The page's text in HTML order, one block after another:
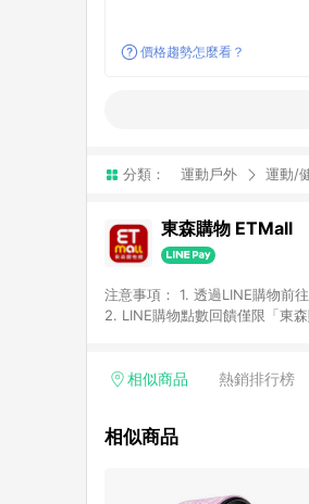
價格趨勢怎麼看？
分類： 運動戶外 運動/
東森購物 ETMall
注意事項： 1. 透過LINE購物前
2. LINE購物點數回饋僅限「東
「草莓網」全館商品。 4. 如取
面顯示為準。 7. LINE購物設有
相似商品 熱銷排行榜
相似商品